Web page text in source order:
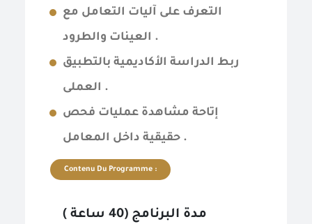
التعرف على آليات التعامل مع
العينات والطرود .
ربط الدراسة الأكاديمية بالتطبيق
العملى .
إتاحة مشاهدة عمليات فحص
حقيقية داخل المعامل .
Contenu Du Programme :
مدة البرنامج (40 ساعة )